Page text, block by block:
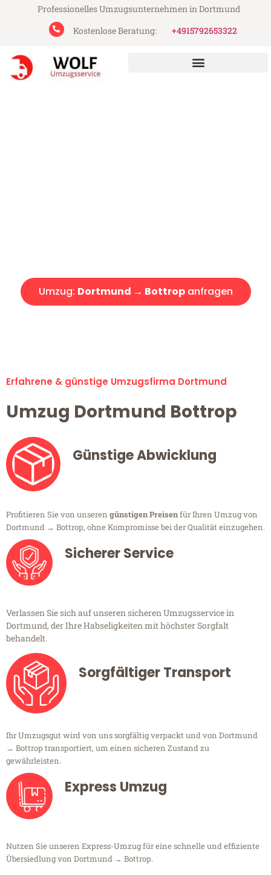
Professionelles Umzugsunternehmen in Dortmund
Kostenlose Beratung:
+4915792653322
Umzug: Dortmund → Bottropanfragen
Erfahrene & günstige Umzugsfirma Dortmund
Umzug Dortmund Bottrop
Günstige Abwicklung
Profitieren Sie von unseren günstigen Preisenfür Ihren Umzug von
Dortmund → Bottrop, ohne Kompromisse bei der Qualität einzugehen.
Sicherer Service
Verlassen Sie sich auf unseren sicheren Umzugsservice in
Dortmund, der Ihre Habseligkeiten mit höchster Sorgfalt
behandelt.
Sorgfältiger Transport
Ihr Umzugsgut wird von uns sorgfältig verpackt und von Dortmund
→ Bottrop transportiert, um einen sicheren Zustand zu
gewährleisten.
Express Umzug
Nutzen Sie unseren Express-Umzug für eine schnelle und effiziente
Übersiedlung von Dortmund → Bottrop.